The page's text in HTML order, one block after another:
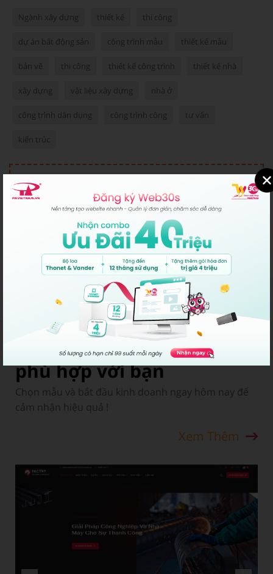
Ngành xây dựng thiết kế thi công
dự án bất động sản công trình mẫu thiết kế mẫu
bản vẽ thi công thiết kế công trình thiết kế nhà
xây dựng vật liệu xây dựng nhà ở
công trình dân dụng công trình công tư vấn
kiến trúc
BẠN CẦN HỖ TRỢ
Kinh Doanh Hồ Chí Minh:
028-22317777
Kinh Doanh Hà Nội:
024-22317777
Những mẫu này có thể
phù hợp với bạn
Chọn mẫu và bắt đầu kinh doanh ngay hôm nay để
cảm nhận hiệu quả !
Xem Thêm